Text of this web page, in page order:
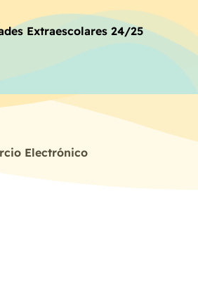
Extraescolares 24/25
Electrónico